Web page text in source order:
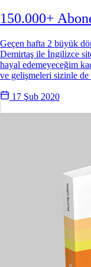
150.000+
Geçen hafta 2 büyük
Demirtaş ile İngilizce
hayal edemeyeceğim
ve gelişmeleri sizinle
17 Şub 2020